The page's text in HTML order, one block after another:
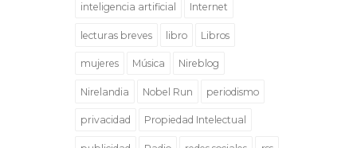
inteligencia artificial Internet
lecturas breves libro Libros
mujeres Música Nireblog
Nirelandia Nobel Run periodismo
privacidad Propiedad Intelectual